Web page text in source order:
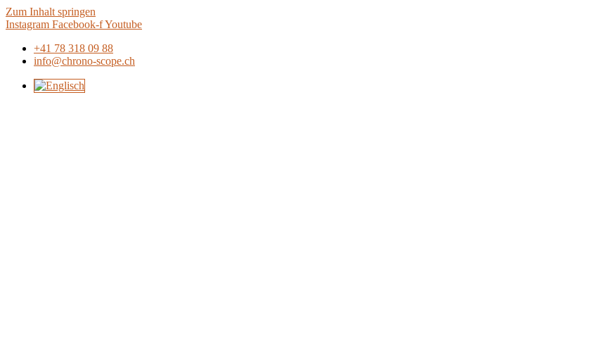
Zum Inhalt springen
Instagram Facebook-fYoutube
+41 78 318 09 88
info@chrono-scope.ch